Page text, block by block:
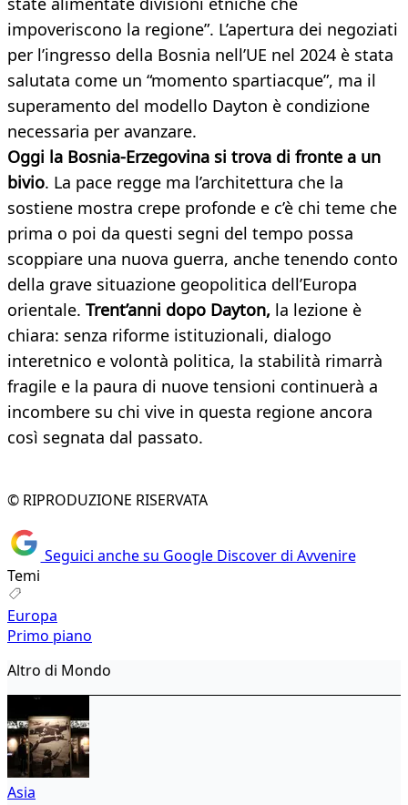
impoveriscono la regione”. L’apertura dei negoziati
per l’ingresso della Bosnia nell’UE nel 2024 è stata
salutata come un “momento spartiacque”, ma il
superamento del modello Dayton è condizione
necessaria per avanzare.
Oggi la Bosnia-Erzegovina si trova di fronte a un
bivio. La pace regge ma l’architettura che la
sostiene mostra crepe profonde e c’è chi teme che
prima o poi da questi segni del tempo possa
scoppiare una nuova guerra, anche tenendo conto
della grave situazione geopolitica dell’Europa
orientale. Trent’anni dopo Dayton, la lezione è
chiara: senza riforme istituzionali, dialogo
interetnico e volontà politica, la stabilità rimarrà
fragile e la paura di nuove tensioni continuerà a
incombere su chi vive in questa regione ancora
così segnata dal passato.
© RIPRODUZIONE RISERVATA
Seguici anche su Google Discover di Avvenire
Temi
Europa
Primo piano
Altro di Mondo
Asia